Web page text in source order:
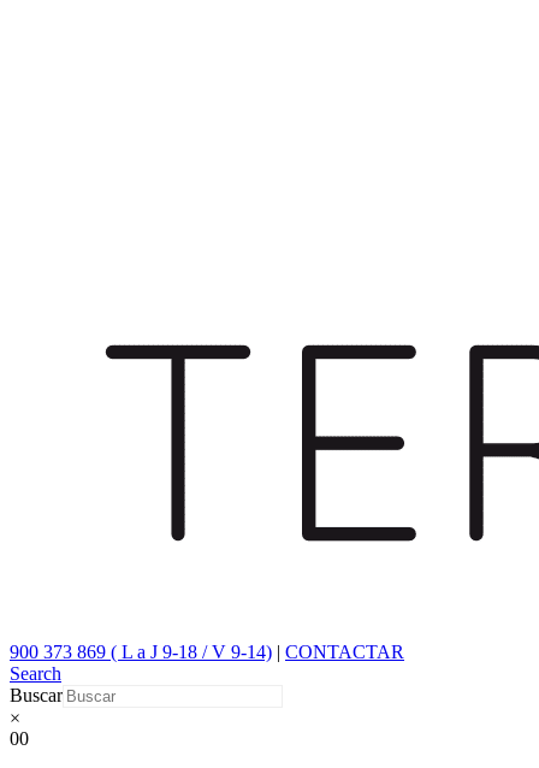
900 373 869 ( L a J 9-18 / V 9-14) | CONTACTAR
Search
Buscar
×
00